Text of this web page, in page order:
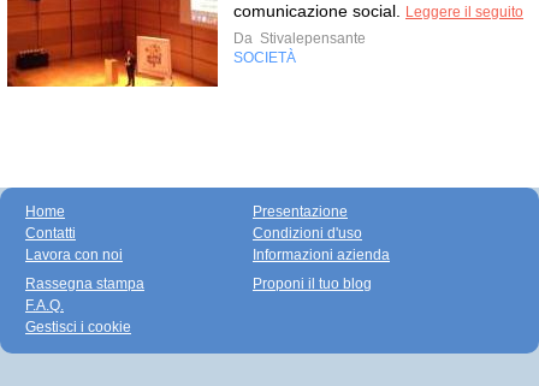
comunicazione social.
Leggere il seguito
Da Stivalepensante
SOCIETÀ
Home
Contatti
Lavora con noi
Presentazione
Condizioni d'uso
Informazioni azienda
Rassegna stampa
F.A.Q.
Gestisci i cookie
Proponi il tuo blog